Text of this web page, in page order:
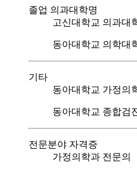
졸업 의과대학명
고신대학교 의과대
동아대학교 의학대
기타
동아대학교 가정의
동아대학교 종합검
전문분야 자격증
가정의학과 전문의